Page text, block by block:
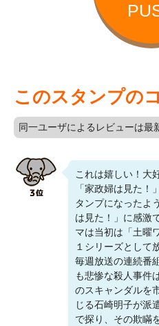
このスタンプの
同一ユーザによるレビューは最
これは嬉しい！大
「家政婦は見た！
タンプになったよ
は見た！」に感激
マは当初は「土曜
１シリーズとして
毎週放送の連続番
も悲惨な殺人事件
のスキャンダルを
じる石崎明子が派
で探り、その欺瞞